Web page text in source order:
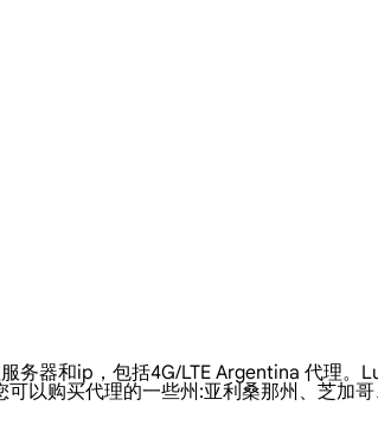
器和ip，包括4G/LTE Argentina 代理。
以购买代理的一些州:亚利桑那州、芝加哥